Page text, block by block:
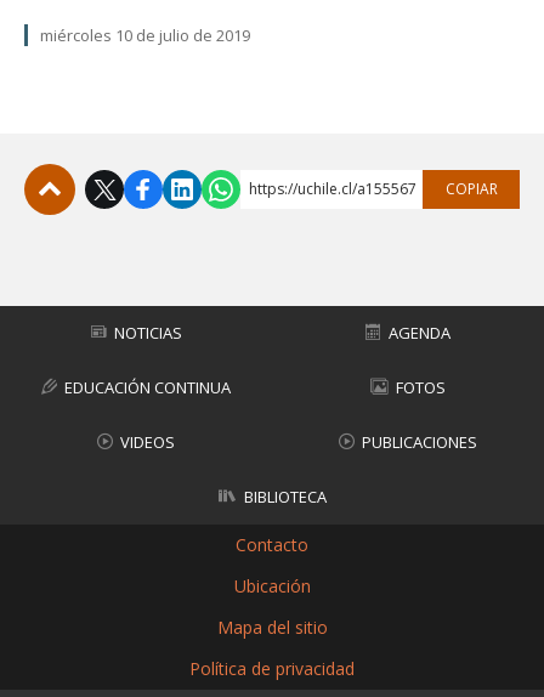
miércoles 10 de julio de 2019
https://uchile.cl/a155567 COPIAR
NOTICIAS AGENDA
EDUCACIÓN CONTINUA FOTOS
VIDEOS PUBLICACIONES
BIBLIOTECA
Contacto
Ubicación
Mapa del sitio
Política de privacidad